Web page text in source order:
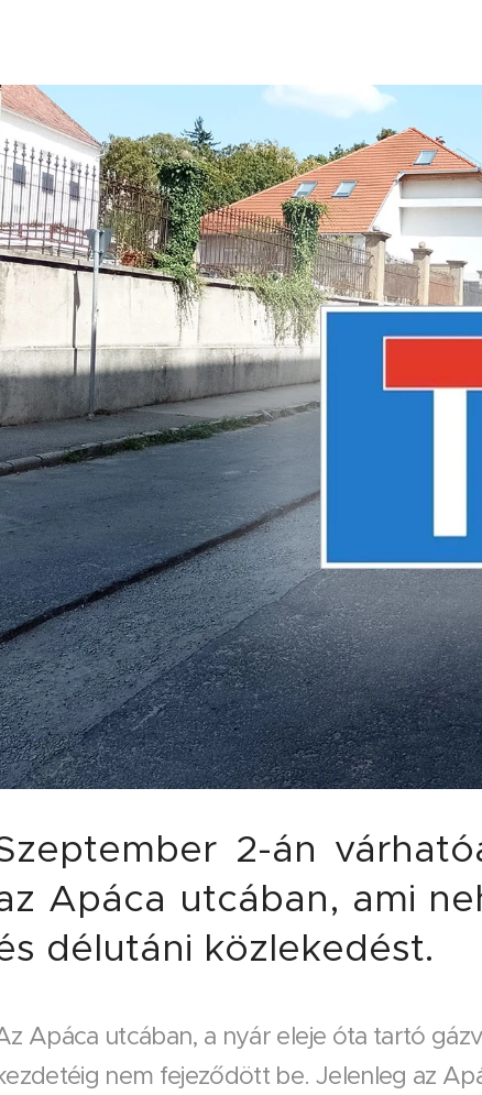
2-án
Apáca utcában, ami
délutáni közlekedést.
Apáca utcában, a nyár eleje óta tartó
nem fejeződött be. Jelenleg az